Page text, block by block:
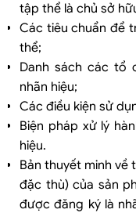
tập thể là chủ sở
Các tiêu chuẩn để
thể;
Danh sách các tổ
nhãn hiệu;
Các điều kiện sử
Biện pháp xử lý
hiệu.
Bản thuyết minh
đặc thù) của sản
được đăng ký là